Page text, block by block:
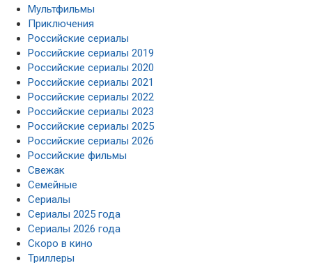
Мультфильмы
Приключения
Российские сериалы
Российские сериалы 2019
Российские сериалы 2020
Российские сериалы 2021
Российские сериалы 2022
Российские сериалы 2023
Российские сериалы 2025
Российские сериалы 2026
Российские фильмы
Свежак
Семейные
Сериалы
Сериалы 2025 года
Сериалы 2026 года
Скоро в кино
Триллеры